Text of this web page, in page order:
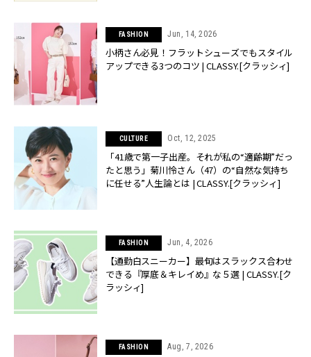
FASHION Jun, 14, 2026
小柄さん必見！フラットシューズでもスタイル
アップできる3つのコツ | CLASSY.[クラッシィ]
CULTURE Oct, 12, 2025
「41歳で第一子出産。それが私の“適齢期”だっ
たと思う」菊川怜さん（47）の“自然な気持ち
に任せる”人生論とは | CLASSY.[クラッシィ]
FASHION Jun, 4, 2026
【通勤白スニーカー】最旬はスラックス合わせ
できる『厚底＆キレイめ』な５選 | CLASSY.[ク
ラッシィ]
FASHION Aug, 7, 2026